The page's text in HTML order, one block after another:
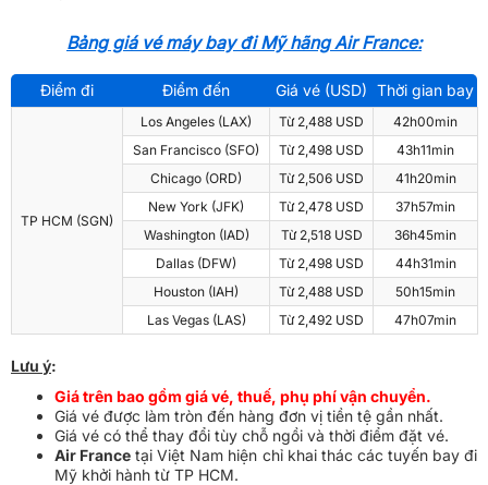
Bảng giá vé máy bay đi Mỹ hãng Air France:
Điểm đi Điểm đến Giá vé (USD) Thời gian bay
TP HCM (SGN)
Los Angeles (LAX) Từ 2,488 USD
42h00min
San Francisco (SFO)
Từ 2,498 USD
43h11min
Chicago (ORD)
Từ 2,506 USD
41h20min
New York (JFK)
Từ 2,478 USD
37h57min
Washington (IAD)
Từ 2,518 USD
36h45min
Dallas (DFW)
Từ 2,498 USD
44h31min
Houston (IAH)
Từ 2,488 USD
50h15min
Las Vegas (LAS)
Từ 2,492 USD 47h07min
Lưu ý:
Giá trên bao gồm giá vé, thuế, phụ phí vận chuyển.
Giá vé được làm tròn đến hàng đơn vị tiền tệ gần nhất.
Giá vé có thể thay đổi tùy chỗ ngồi và thời điểm đặt vé.
Air France tại Việt Nam hiện chỉ khai thác các tuyến bay đi
Mỹ khởi hành từ TP HCM.